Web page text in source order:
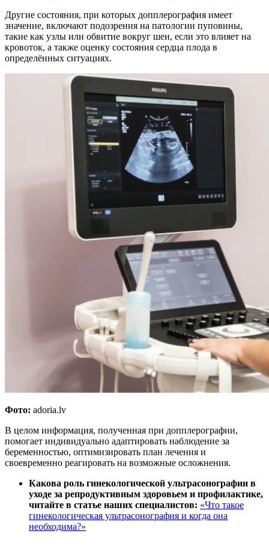
Другие состояния, при которых допплерография имеет
значение, включают подозрения на патологии пуповины,
такие как узлы или обвитие вокруг шеи, если это влияет на
кровоток, а также оценку состояния сердца плода в
определённых ситуациях.
Фото: adoria.lv
В целом информация, полученная при допплерографии,
помогает индивидуально адаптировать наблюдение за
беременностью, оптимизировать план лечения и
своевременно реагировать на возможные осложнения.
Какова роль гинекологической ультрасонографии в
уходе за репродуктивным здоровьем и профилактике,
читайте в статье наших специалистов: «Что такое
гинекологическая ультрасонография и когда она
необходима?»